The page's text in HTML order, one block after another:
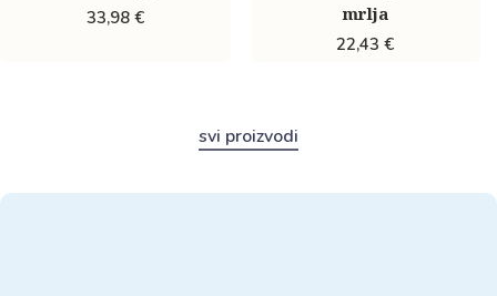
33,98 €
mrlja
22,43€
svi proizvodi